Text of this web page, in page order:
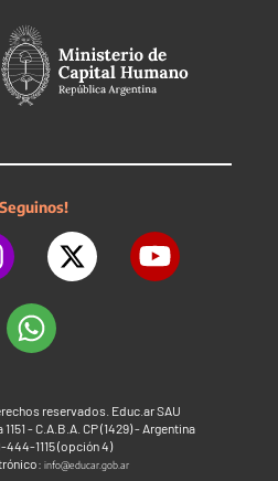
reservados. Educ.ar SAU
- C.A.B.A. CP (1429) - Argentina
444-1115 (opción 4)
info@educar.gob.ar